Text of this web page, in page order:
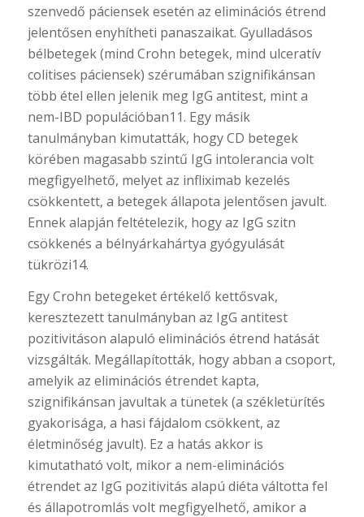
szenvedő páciensek esetén az eliminációs étrend
jelentősen enyhítheti panaszaikat. Gyulladásos
bélbetegek (mind Crohn betegek, mind ulceratív
colitises páciensek) szérumában szignifikánsan
több étel ellen jelenik meg IgG antitest, mint a
nem-IBD populációban11. Egy másik
tanulmányban kimutatták, hogy CD betegek
körében magasabb szintű IgG intolerancia volt
megfigyelhető, melyet az infliximab kezelés
csökkentett, a betegek állapota jelentősen javult.
Ennek alapján feltételezik, hogy az IgG szitn
csökkenés a bélnyárkahártya gyógyulását
tükrözi14.
Egy Crohn betegeket értékelő kettősvak,
keresztezett tanulmányban az IgG antitest
pozitivitáson alapuló eliminációs étrend hatását
vizsgálták. Megállapították, hogy abban a csoport,
amelyik az eliminációs étrendet kapta,
szignifikánsan javultak a tünetek (a székletürítés
gyakorisága, a hasi fájdalom csökkent, az
életminőség javult). Ez a hatás akkor is
kimutatható volt, mikor a nem-eliminációs
étrendet az IgG pozitivitás alapú diéta váltotta fel
és állapotromlás volt megfigyelhető, amikor a